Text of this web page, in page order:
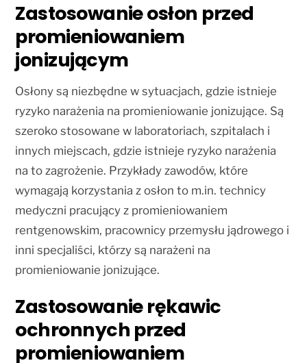
Zastosowanie osłon przed
promieniowaniem
jonizującym
Osłony są niezbędne w sytuacjach, gdzie istnieje
ryzyko narażenia na promieniowanie jonizujące. Są
szeroko stosowane w laboratoriach, szpitalach i
innych miejscach, gdzie istnieje ryzyko narażenia
na to zagrożenie. Przykłady zawodów, które
wymagają korzystania z osłon to m.in. technicy
medyczni pracujący z promieniowaniem
rentgenowskim, pracownicy przemysłu jądrowego i
inni specjaliści, którzy są narażeni na
promieniowanie jonizujące.
Zastosowanie rękawic
ochronnych przed
promieniowaniem